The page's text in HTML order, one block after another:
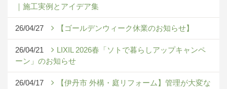
｜施工実例とアイデア集
26/04/27 【ゴールデンウィーク休業のお知らせ】
26/04/21
LIXIL 2026春「ソトで暮らしアップキャンペ
ーン」のお知らせ
26/04/17
【伊丹市 外構・庭リフォーム】管理が大変な